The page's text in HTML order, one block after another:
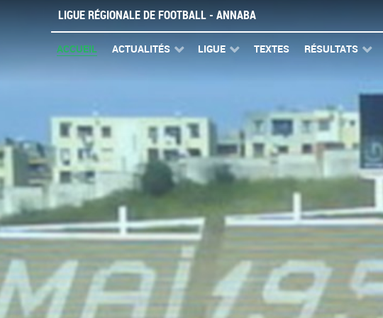
LIGUE RÉGIONALE DE FOOTBALL - ANNABA
ACCUEIL ACTUALITÉS LIGUE TEXTES RÉSULTATS